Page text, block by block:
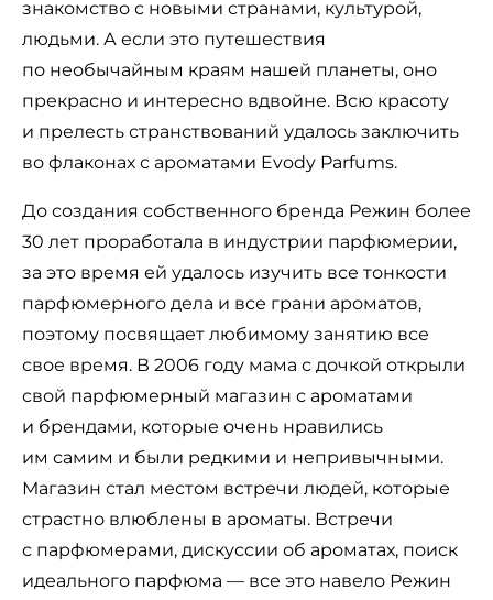
знакомство с новыми странами, культурой,
людьми. А если это путешествия
по необычайным краям нашей планеты, оно
прекрасно и интересно вдвойне. Всю красоту
и прелесть странствований удалось заключить
во флаконах с ароматами Evody Parfums.
До создания собственного бренда Режин более
30 лет проработала в индустрии парфюмерии,
за это время ей удалось изучить все тонкости
парфюмерного дела и все грани ароматов,
поэтому посвящает любимому занятию все
свое время. В 2006 году мама с дочкой открыли
свой парфюмерный магазин с ароматами
и брендами, которые очень нравились
им самим и были редкими и непривычными.
Магазин стал местом встречи людей, которые
страстно влюблены в ароматы. Встречи
с парфюмерами, дискуссии об ароматах, поиск
идеального парфюма — все это навело Режин